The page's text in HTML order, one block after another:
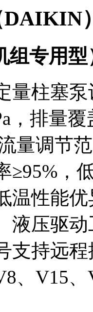
DAIKIN
组专用型
量柱塞
，排量覆
量调节
≥95%，
温性能
液压驱
支持远
、V15